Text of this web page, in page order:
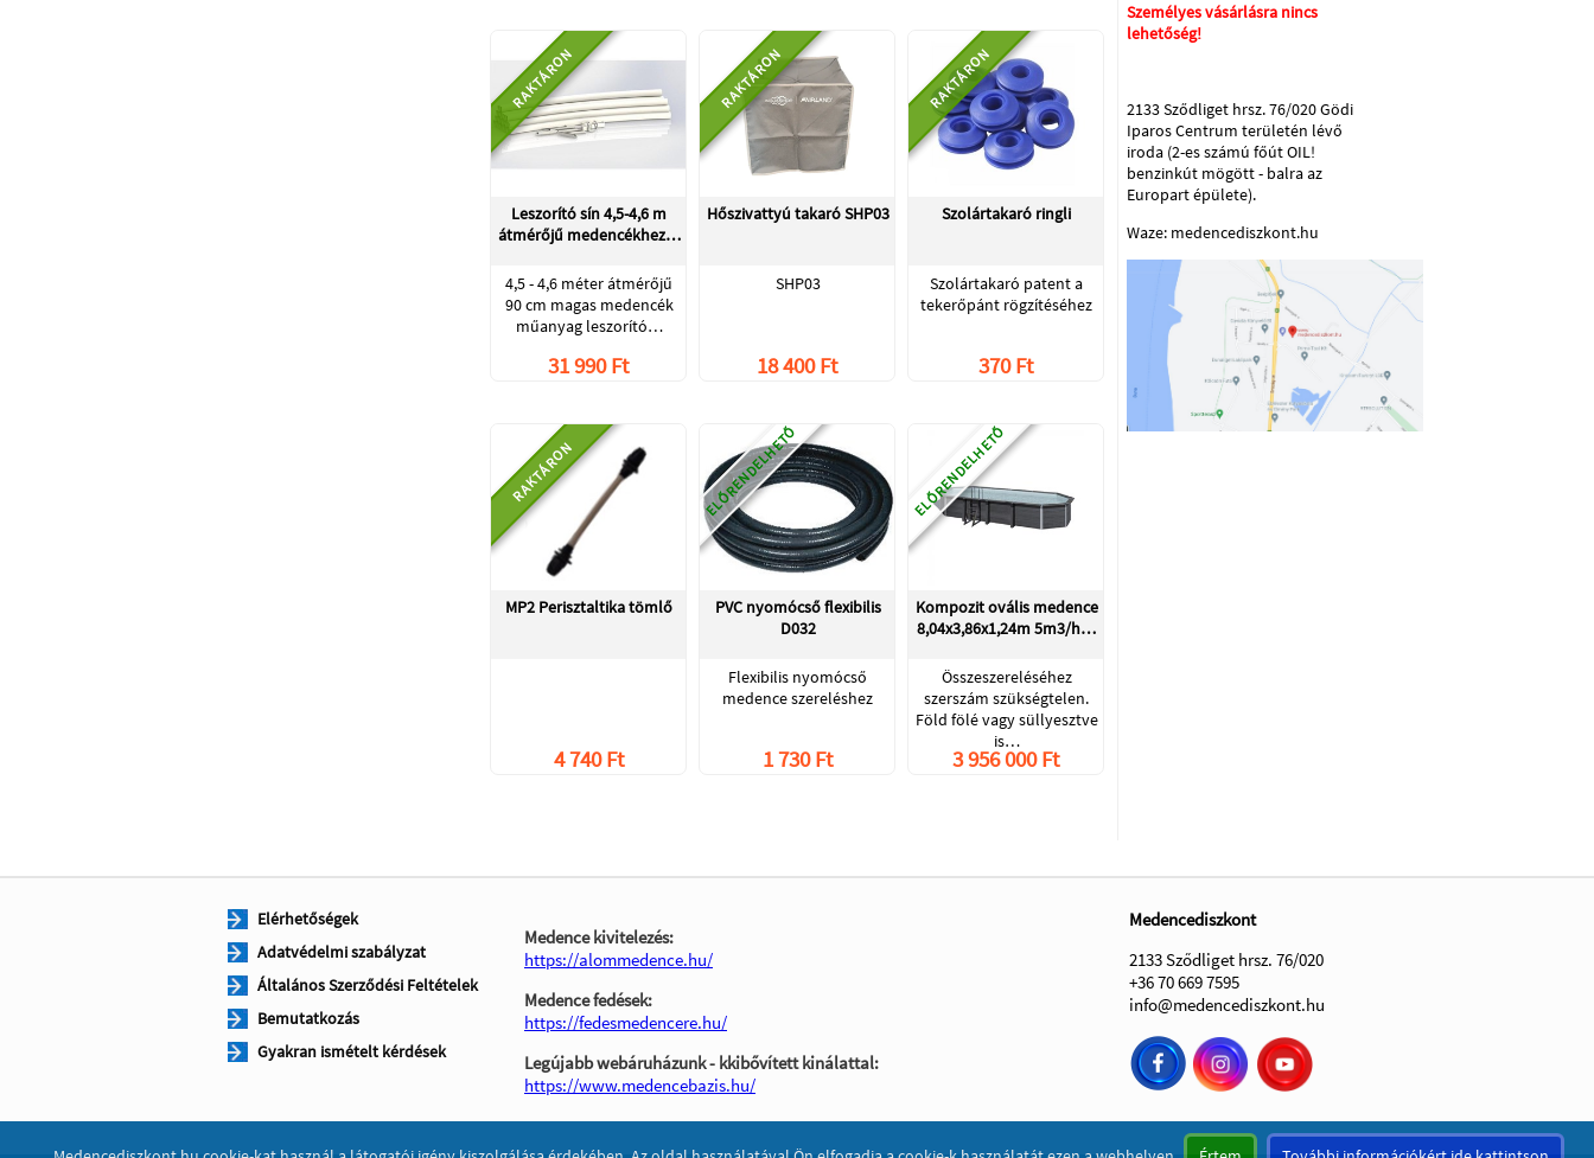
RAKTÁRON
Leszorító sín 4,5-4,6 m
átmérőjű medencékhez…
4,5 - 4,6 méter átmérőjű
90 cm magas medencék
műanyag leszorító…
31 990 Ft
RAKTÁRON
Hőszivattyú takaró SHP03
SHP03
18 400 Ft
RAKTÁRON
Szolártakaró ringli
Szolártakaró patent a
tekerőpánt rögzítéséhez
370 Ft
RAKTÁRON
MP2 Perisztaltika tömlő
4 740 Ft
ELŐRENDELHETŐ
PVC nyomócső flexibilis
D032
Flexibilis nyomócső
medence szereléshez
1 730 Ft
ELŐRENDELHETŐ
Kompozit ovális medence
8,04x3,86x1,24m 5m3/h…
Összeszereléséhez
szerszám szükségtelen.
Föld fölé vagy süllyesztve
is…
3 956 000 Ft
Személyes vásárlásra nincs
lehetőség!
2133 Sződliget hrsz. 76/020 Gödi
Iparos Centrum területén lévő
iroda (2-es számú főút OIL!
benzinkút mögött - balra az
Europart épülete).
Waze: medencediszkont.hu
Elérhetőségek
Adatvédelmi szabályzat
Általános Szerződési Feltételek
Bemutatkozás
Gyakran ismételt kérdések
Medence kivitelezés:
https://alommedence.hu/
Medence fedések:
https://fedesmedencere.hu/
Legújabb webáruházunk - kkibővített kinálattal:
https://www.medencebazis.hu/
Medencediszkont
2133 Sződliget hrsz. 76/020
+36 70 669 7595
info@medencediszkont.hu